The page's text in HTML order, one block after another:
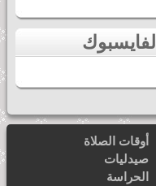
أوقات الصلاة
صيدليات
الحراسة